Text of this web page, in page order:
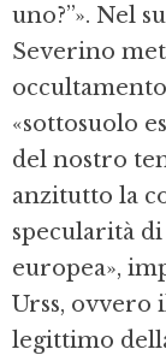
uno?”». Nel
Severino
«sottosuolo
del nostro
anzitutto la
specularità
europea»,
Urss, ovvero
legittimo